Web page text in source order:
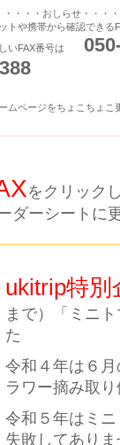
・・・・おしらせ・・・
トや携帯から確認できる
いFAX番号は
ムページをちょこちょこ
をクリック
ダーシートに
ukitrip特別
まで）「ミニ
た
令和４年は６
ラワー摘み取
令和５年はミ
失敗してあり